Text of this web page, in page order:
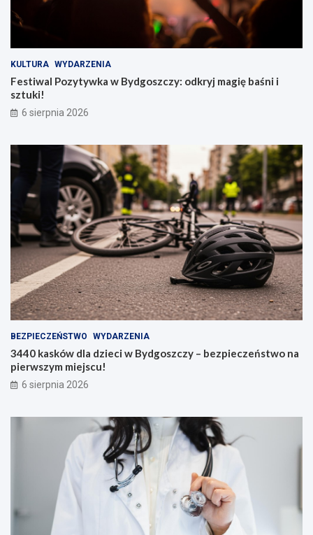
KULTURA WYDARZENIA
Festiwal Pozytywka w Bydgoszczy: odkryj magię baśni i
sztuki!
6 sierpnia 2026
BEZPIECZEŃSTWO WYDARZENIA
3440 kasków dla dzieci w Bydgoszczy – bezpieczeństwo na
pierwszym miejscu!
6 sierpnia 2026